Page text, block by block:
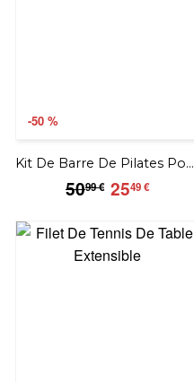
-50 %
Kit De Barre De Pilates Portable
5099 €50.99
2549 €25.49